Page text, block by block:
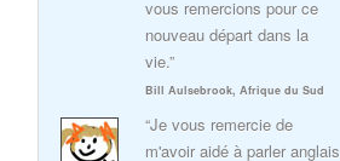
vous remercions pour ce
nouveau départ dans la
vie.”
Bill Aulsebrook, Afrique du Sud
“Je vous remercie de
m'avoir aidé à parler anglais